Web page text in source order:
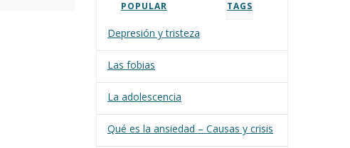
POPULAR TAGS
Depresión y tristeza
Las fobias
La adolescencia
Qué es la ansiedad – Causas y crisis